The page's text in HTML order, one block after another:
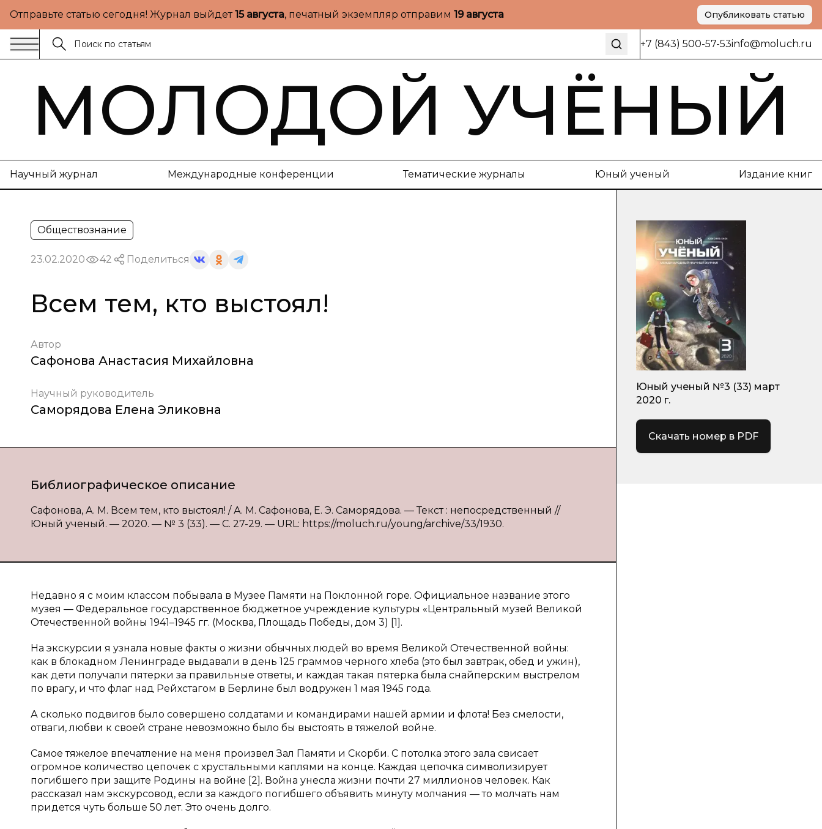
Отправьте статью сегодня! Журнал выйдет15 августа, печатный экземпляр отправим 19 августа Опубликовать статью
+7 (843) 500-57-53info@moluch.ru
МОЛОДОЙ УЧЁНЫЙ
Научный журнал Международные конференции Тематические журналы Юный ученый Издание книг
Обществознание
23.02.2020 42 Поделиться
Всем тем, кто выстоял!
Автор
Сафонова Анастасия Михайловна
Научный руководитель
Саморядова Елена Эликовна
Библиографическое описание
Сафонова, А. М. Всем тем, кто выстоял! / А. М. Сафонова, Е. Э. Саморядова. — Текст : непосредственный //
Юный ученый. — 2020. — № 3 (33). — С. 27-29. — URL: https://moluch.ru/young/archive/33/1930.
Недавно я с моим классом побывала в Музее Памяти на Поклонной горе. Официальное название этого
музея — Федеральное государственное бюджетное учреждение культуры «Центральный музей Великой
Отечественной войны 1941–1945 гг. (Москва, Площадь Победы, дом 3) [1].
На экскурсии я узнала новые факты о жизни обычных людей во время Великой Отечественной войны:
как в блокадном Ленинграде выдавали в день 125 граммов черного хлеба (это был завтрак, обед и ужин),
как дети получали пятерки за правильные ответы, и каждая такая пятерка была снайперским выстрелом
по врагу, и что флаг над Рейхстагом в Берлине был водружен 1 мая 1945 года.
А сколько подвигов было совершено солдатами и командирами нашей армии и флота! Без смелости,
отваги, любви к своей стране невозможно было бы выстоять в тяжелой войне.
Самое тяжелое впечатление на меня произвел Зал Памяти и Скорби. С потолка этого зала свисает
огромное количество цепочек с хрустальными каплями на конце. Каждая цепочка символизирует
погибшего при защите Родины на войне [2]. Война унесла жизни почти 27 миллионов человек. Как
рассказал нам экскурсовод, если за каждого погибшего объявить минуту молчания — то молчать нам
придется чуть больше 50 лет. Это очень долго.
Юный ученый №3 (33) март
2020 г.
Скачать номер в PDF